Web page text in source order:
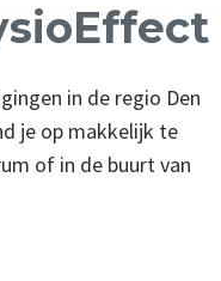
in de regio Den
je op makkelijk te
of in de buurt van